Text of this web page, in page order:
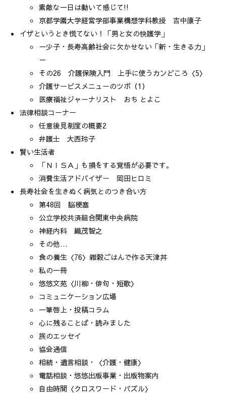
素敵な一日は動いて感じて!!
京都学園大学経営学部事業構想学科教授 吉中康子
イザというとき慌てない！「男と女の快護学」
－少子・長寿高齢社会に欠かせない「新・生きる力」
－
その26 介護保険入門 上手に使うカンどころ〈5〉
介護サービスメニューのツボ（1）
医療福祉ジャーナリスト おち とよこ
法律相談コーナー
任意後見制度の概要2
弁護士 大西玲子
賢い生活者
「ＮＩＳＡ」も損をする覚悟が必要です。
消費生活アドバイザー 岡田ヒロミ
長寿社会を生きぬく病気とのつき合い方
第48回 脳梗塞
公立学校共済組合関東中央病院
神経内科 織茂智之
その他…
食の養生〈76〉雑穀ごはんで作る天津丼
私の一冊
悠悠文苑〈川柳・俳句・短歌〉
コミュニケーション広場
一筆啓上・投稿コラム
心に残ることば・読みました
旅のエッセイ
協会通信
相続・遺言相談・〈介護・健康〉
電話相談・悠悠出版事業・出版物案内
自由時間〈クロスワード・パズル〉